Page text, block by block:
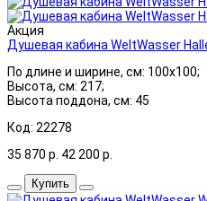
Акция
Душевая кабина WeltWasser
По длине и ширине, см: 100x100;
Высота, см: 217;
Высота поддона, см: 45
Код: 22278
35 870 р. 42 200 р.
Купить